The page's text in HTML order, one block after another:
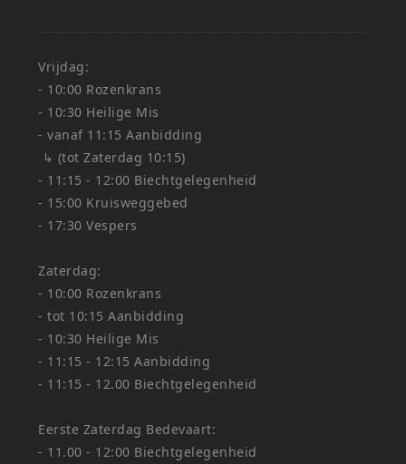
Vrijdag:
- 10:00 Rozenkrans
- 10:30 Heilige Mis
- vanaf 11:15 Aanbidding
↳ (tot Zaterdag 10:15)
- 11:15 - 12:00 Biechtgelegenheid
- 15:00 Kruisweggebed
- 17:30 Vespers
Zaterdag:
- 10:00 Rozenkrans
- tot 10:15 Aanbidding
- 10:30 Heilige Mis
- 11:15 - 12:15 Aanbidding
- 11:15 - 12.00 Biechtgelegenheid
Eerste Zaterdag Bedevaart:
- 11.00 - 12:00 Biechtgelegenheid